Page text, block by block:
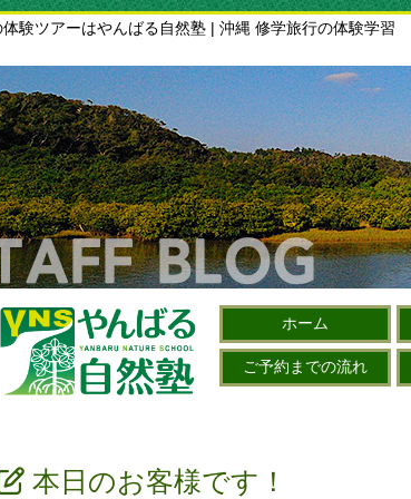
験ツアーはやんばる自然塾 | 沖縄 修学旅行の体験学習
ホーム
ご予約までの流れ
本日のお客様です！